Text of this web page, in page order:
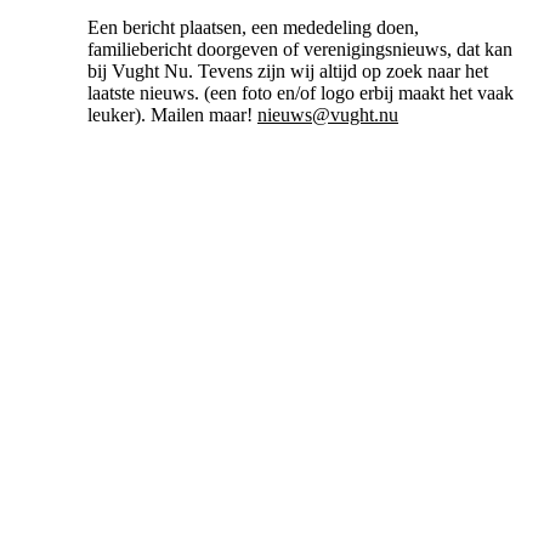
Een bericht plaatsen, een mededeling doen,
familiebericht doorgeven of verenigingsnieuws, dat kan
bij Vught Nu. Tevens zijn wij altijd op zoek naar het
laatste nieuws. (een foto en/of logo erbij maakt het vaak
leuker). Mailen maar! nieuws@vught.nu